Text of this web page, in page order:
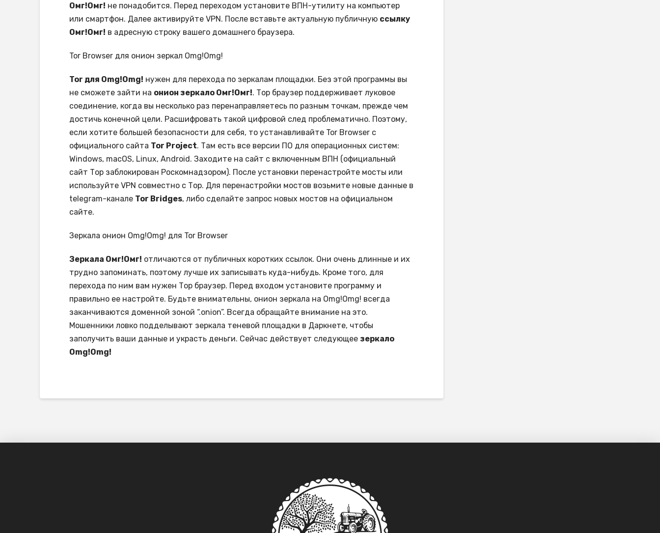
Омг!Омг! не понадобится. Перед переходом установите ВПН-утилиту на компьютер
или смартфон. Далее активируйте VPN. После вставьте актуальную публичную ссылку
Омг!Омг! в адресную строку вашего домашнего браузера.
Tor Browser для онион зеркал Omg!Omg!
Tor для Omg!Omg! нужен для перехода по зеркалам площадки. Без этой программы вы
не сможете зайти на онион зеркало Омг!Омг!. Тор браузер поддерживает луковое
соединение, когда вы несколько раз перенаправляетесь по разным точкам, прежде чем
достичь конечной цели. Расшифровать такой цифровой след проблематично. Поэтому,
если хотите большей безопасности для себя, то устанавливайте Tor Browser с
официального сайта Tor Project. Там есть все версии ПО для операционных систем:
Windows, macOS, Linux, Android. Заходите на сайт с включенным ВПН (официальный
сайт Тор заблокирован Роскомнадзором). После установки перенастройте мосты или
используйте VPN совместно с Тор. Для перенастройки мостов возьмите новые данные в
telegram-канале Tor Bridges, либо сделайте запрос новых мостов на официальном
сайте.
Зеркала онион Omg!Omg! для Tor Browser
Зеркала Омг!Омг! отличаются от публичных коротких ссылок. Они очень длинные и их
трудно запоминать, поэтому лучше их записывать куда-нибудь. Кроме того, для
перехода по ним вам нужен Тор браузер. Перед входом установите программу и
правильно ее настройте. Будьте внимательны, онион зеркала на Omg!Omg! всегда
заканчиваются доменной зоной “.onion”. Всегда обращайте внимание на это.
Мошенники ловко подделывают зеркала теневой площадки в Даркнете, чтобы
заполучить ваши данные и украсть деньги. Сейчас действует следующее зеркало
Omg!Omg!